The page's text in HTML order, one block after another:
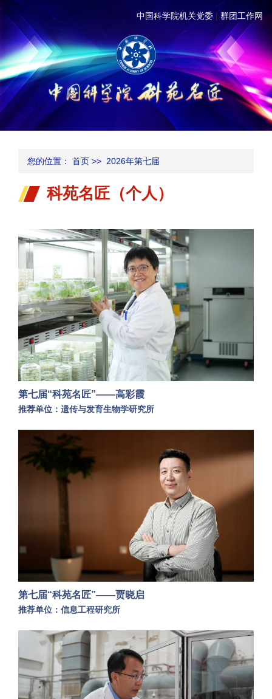
中国科学院机关党委| 群团工作网
您的位置： 首页 >> 2026年第七届
科苑名匠（个人）
第七届“科苑名匠”——高彩霞
推荐单位：遗传与发育生物学研究所
第七届“科苑名匠”——贾晓启
推荐单位：信息工程研究所